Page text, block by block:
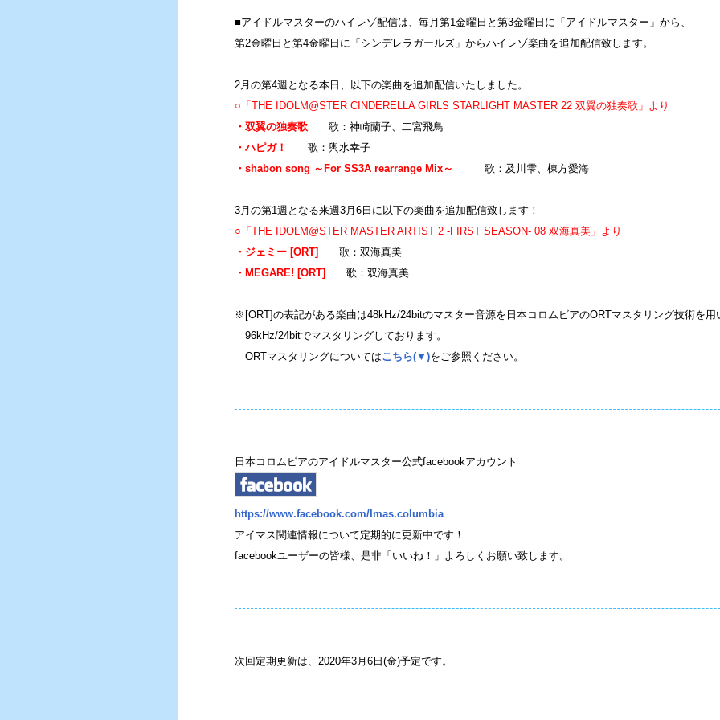
■アイドルマスターのハイレゾ配信は、毎月第1金曜日と第3金曜日に「アイドルマスター」から、
第2金曜日と第4金曜日に「シンデレラガールズ」からハイレゾ楽曲を追加配信致します。
2月の第4週となる本日、以下の楽曲を追加配信いたしました。
○「THE IDOLM@STER CINDERELLA GIRLS STARLIGHT MASTER 22 双翼の独奏歌」より
・双翼の独奏歌 歌：神崎蘭子、二宮飛鳥
・ハピガ！
歌：輿水幸子
・shabon song ～For SS3A rearrange Mix～
歌：及川雫、棟方愛海
3月の第1週となる来週3月6日に以下の楽曲を追加配信致します！
○「THE IDOLM@STER MASTER ARTIST 2 -FIRST SEASON- 08 双海真美」より
・ジェミー [ORT]
歌：双海真美
・MEGARE! [ORT]
歌：双海真美
※[ORT]の表記がある楽曲は48kHz/24bitのマスター音源を日本コロムビアのORTマスタリング技術を用
96kHz/24bitでマスタリングしております。
ORTマスタリングについてはこちら(▼)をご参照ください。
日本コロムビアのアイドルマスター公式facebookアカウント
https://www.facebook.com/Imas.columbia
アイマス関連情報について定期的に更新中です！
facebookユーザーの皆様、是非「いいね！」よろしくお願い致します。
次回定期更新は、2020年3月6日(金)予定です。